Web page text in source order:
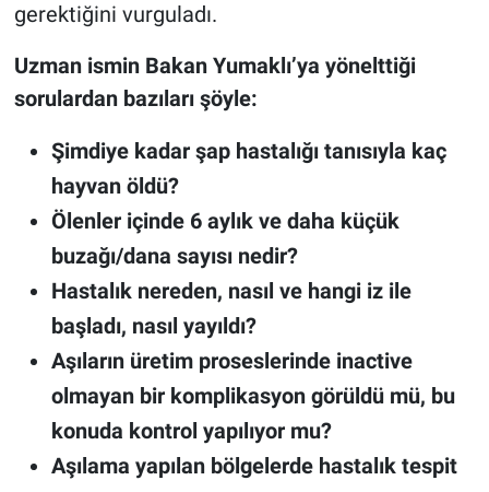
gerektiğini vurguladı.
Uzman ismin Bakan Yumaklı’ya yönelttiği
sorulardan bazıları şöyle:
Şimdiye kadar şap hastalığı tanısıyla kaç
hayvan öldü?
Ölenler içinde 6 aylık ve daha küçük
buzağı/dana sayısı nedir?
Hastalık nereden, nasıl ve hangi iz ile
başladı, nasıl yayıldı?
Aşıların üretim proseslerinde inactive
olmayan bir komplikasyon görüldü mü, bu
konuda kontrol yapılıyor mu?
Aşılama yapılan bölgelerde hastalık tespit